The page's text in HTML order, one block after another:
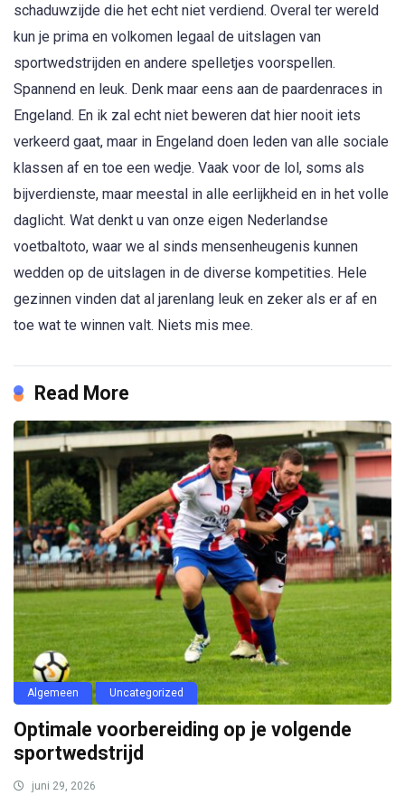
schaduwzijde die het echt niet verdiend. Overal ter wereld
kun je prima en volkomen legaal de uitslagen van
sportwedstrijden en andere spelletjes voorspellen.
Spannend en leuk. Denk maar eens aan de paardenraces in
Engeland. En ik zal echt niet beweren dat hier nooit iets
verkeerd gaat, maar in Engeland doen leden van alle sociale
klassen af en toe een wedje. Vaak voor de lol, soms als
bijverdienste, maar meestal in alle eerlijkheid en in het volle
daglicht. Wat denkt u van onze eigen Nederlandse
voetbaltoto, waar we al sinds mensenheugenis kunnen
wedden op de uitslagen in de diverse kompetities. Hele
gezinnen vinden dat al jarenlang leuk en zeker als er af en
toe wat te winnen valt. Niets mis mee.
Read More
Algemeen Uncategorized
Optimale voorbereiding op je volgende
sportwedstrijd
juni 29, 2026